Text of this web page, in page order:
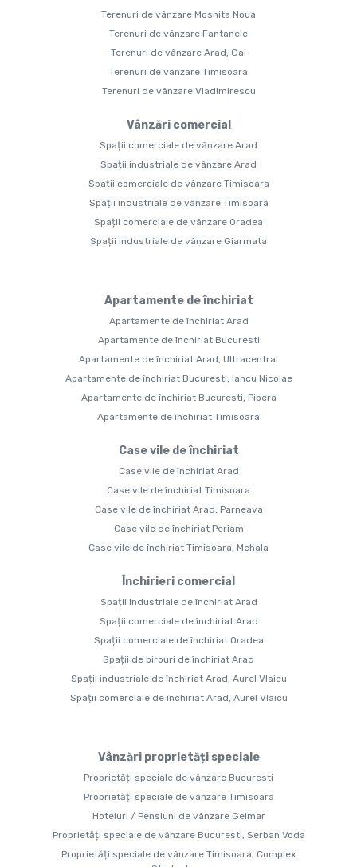
Terenuri de vânzare Mosnita Noua
Terenuri de vânzare Fantanele
Terenuri de vânzare Arad, Gai
Terenuri de vânzare Timisoara
Terenuri de vânzare Vladimirescu
Vânzări comercial
Spații comerciale de vânzare Arad
Spații industriale de vânzare Arad
Spații comerciale de vânzare Timisoara
Spații industriale de vânzare Timisoara
Spații comerciale de vânzare Oradea
Spații industriale de vânzare Giarmata
Apartamente de închiriat
Apartamente de închiriat Arad
Apartamente de închiriat Bucuresti
Apartamente de închiriat Arad, Ultracentral
Apartamente de închiriat Bucuresti, Iancu Nicolae
Apartamente de închiriat Bucuresti, Pipera
Apartamente de închiriat Timisoara
Case vile de închiriat
Case vile de închiriat Arad
Case vile de închiriat Timisoara
Case vile de închiriat Arad, Parneava
Case vile de închiriat Periam
Case vile de închiriat Timisoara, Mehala
Închirieri comercial
Spații industriale de închiriat Arad
Spații comerciale de închiriat Arad
Spații comerciale de închiriat Oradea
Spații de birouri de închiriat Arad
Spații industriale de închiriat Arad, Aurel Vlaicu
Spații comerciale de închiriat Arad, Aurel Vlaicu
Vânzări proprietăți speciale
Proprietăți speciale de vânzare Bucuresti
Proprietăți speciale de vânzare Timisoara
Hoteluri / Pensiuni de vânzare Gelmar
Proprietăți speciale de vânzare Bucuresti, Serban Voda
Proprietăți speciale de vânzare Timisoara, Complex